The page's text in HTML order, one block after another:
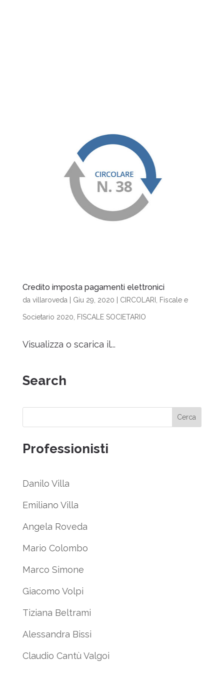
Credito imposta pagamenti elettronici
da villaroveda| Giu 29, 2020 CIRCOLARI , Fiscale e
Societario 2020, FISCALE SOCIETARIO
Visualizza o scarica il...
Search
Cerca
Professionisti
Danilo Villa
Emiliano Villa
Angela Roveda
Mario Colombo
Marco Simone
Giacomo Volpi
Tiziana Beltrami
Alessandra Bissi
Claudio Cantù Valgoi